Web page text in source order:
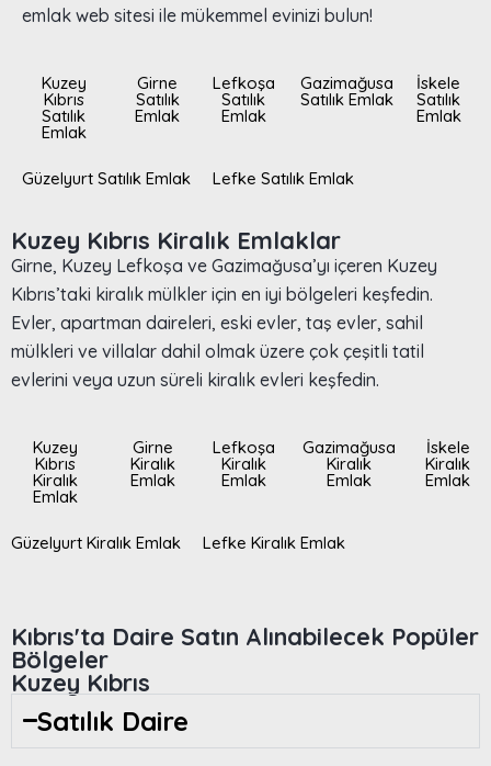
emlak web sitesi ile mükemmel evinizi bulun!
Kuzey
Kıbrıs
Satılık
Emlak
Girne
Satılık
Emlak
Lefkoşa
Satılık
Emlak
Gazimağusa
Satılık Emlak
İskele
Satılık
Emlak
Güzelyurt Satılık Emlak Lefke Satılık Emlak
Kuzey Kıbrıs Kiralık Emlaklar
Girne, Kuzey Lefkoşa ve Gazimağusa’yı içeren Kuzey
Kıbrıs’taki kiralık mülkler için en iyi bölgeleri keşfedin.
Evler, apartman daireleri, eski evler, taş evler, sahil
mülkleri ve villalar dahil olmak üzere çok çeşitli tatil
evlerini veya uzun süreli kiralık evleri keşfedin.
Kuzey
Kıbrıs
Kiralık
Emlak
Girne
Kiralık
Emlak
Lefkoşa
Kiralık
Emlak
Gazimağusa
Kiralık
Emlak
İskele
Kiralık
Emlak
Güzelyurt Kiralık Emlak Lefke Kiralık Emlak
Kıbrıs'ta Daire Satın Alınabilecek Popüler
Bölgeler
Kuzey Kıbrıs
Satılık Daire